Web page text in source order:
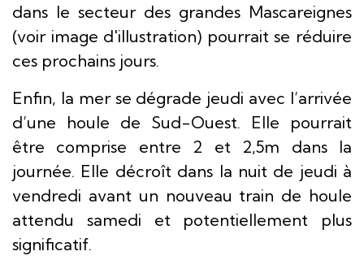
dans le secteur des grandes Mascareignes
(voir image d'illustration) pourrait se réduire
ces prochains jours.
Enfin, la mer se dégrade jeudi avec l’arrivée
d’une houle de Sud-Ouest. Elle pourrait
être comprise entre 2 et 2,5m dans la
journée. Elle décroît dans la nuit de jeudi à
vendredi avant un nouveau train de houle
attendu samedi et potentiellement plus
significatif.